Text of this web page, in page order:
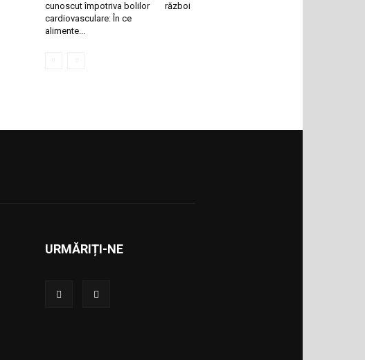
cunoscut împotriva bolilor
cardiovasculare: În ce
alimente...
război
URMĂRIȚI-NE